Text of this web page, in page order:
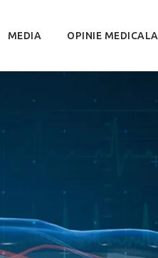
MEDIA OPINIE MEDICALA